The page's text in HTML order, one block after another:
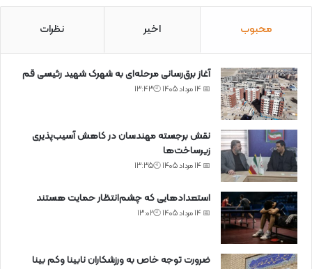
محبوب اخیر نظرات
آغاز برق‌رسانی مرحله‌ای به شهرک شهید رئیسی قم
📅 14 مرداد 1405 🕙13:43
نقش برجسته مهندسان در کاهش آسیب‌پذیری
زیرساخت‌ها
📅 14 مرداد 1405 🕙13:35
استعدادهایی که چشم‌انتظار حمایت هستند
📅 14 مرداد 1405 🕙13:02
ضرورت توجه خاص به ورزشکاران نابینا وکم بینا